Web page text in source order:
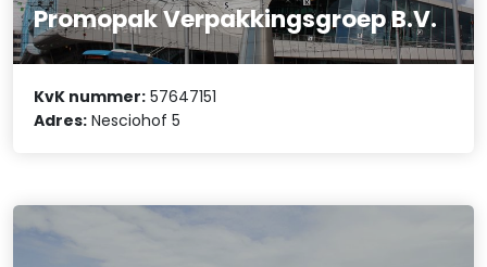
Promopak Verpakkingsgroep B.V.
KvK nummer: 57647151
Adres: Nesciohof 5